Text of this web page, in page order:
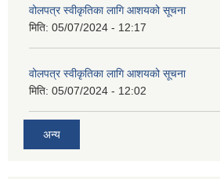
वोलपत्र स्वीकृतिका लागि आशयको सूचना
मिति: 05/07/2024 - 12:17
वोलपत्र स्वीकृतिका लागि आशयको सूचना
मिति: 05/07/2024 - 12:02
अन्य